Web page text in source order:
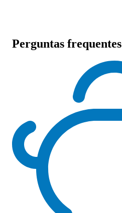
Perguntas frequentes